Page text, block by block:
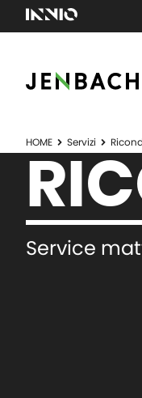
HOME Servizi
Service